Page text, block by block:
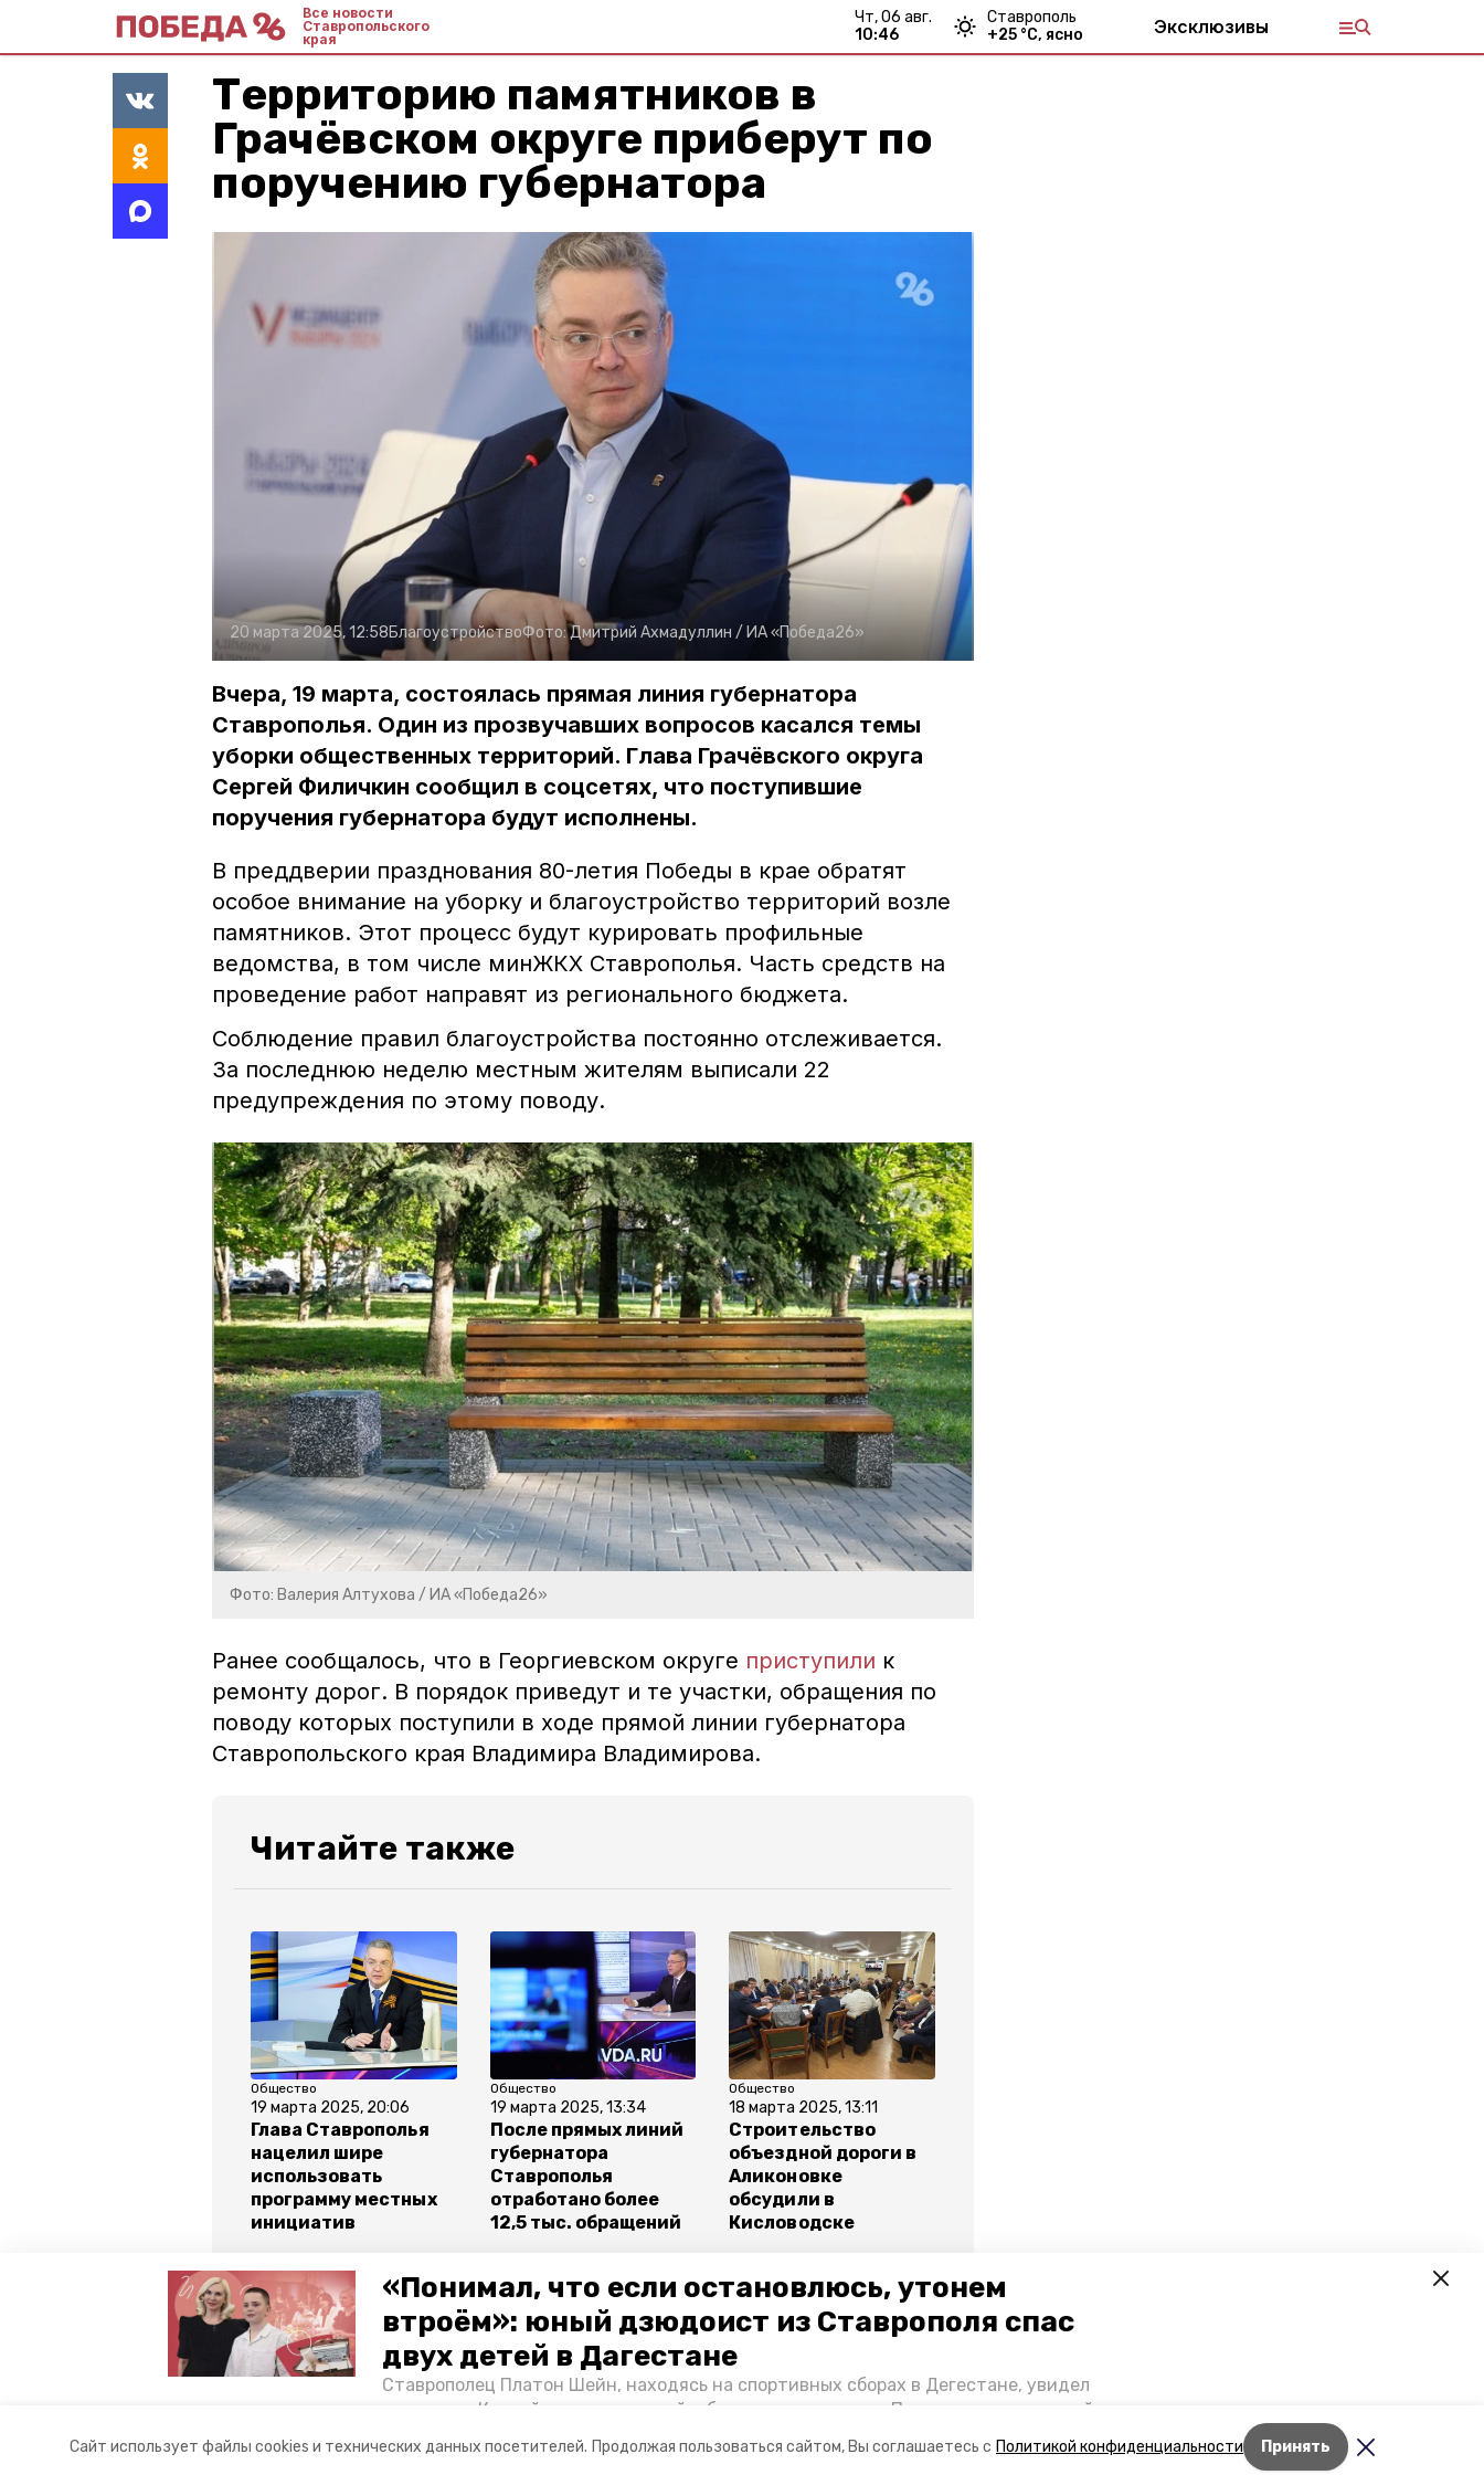
Сайт использует файлы cookies и технических данных посетителей. Продолжая пользоваться сайтом, Вы соглашаетесь с Политикой конфиденциальности Принять
«Понимал, что если остановлюсь, утонем
втроём»: юный дзюдоист из Ставрополя спас
двух детей в Дагестане
Ставрополец Платон Шейн, находясь на спортивных сборах в Дегестане, увидел
тонущих в Каспийском море детей и бросился на помощь. По возвращении домой,
Корреспондент «Победы26» пообщался с юным героем.
Все новости
Ставропольского
края
чт, 06 авг.
10:46
Ставрополь
+25 °С, ясно Эксклюзивы
Лента новостей
Территорию памятников в
Грачёвском округе приберут по
поручению губернатора
20 марта 2025, 12:58БлагоустройствоФото:Дмитрий Ахмадуллин / ИА «Победа26»
Вчера, 19 марта, состоялась прямая линия губернатора
Ставрополья. Один из прозвучавших вопросов касался темы
уборки общественных территорий. Глава Грачёвского округа
Сергей Филичкин сообщил в соцсетях, что поступившие
поручения губернатора будут исполнены.
В преддверии празднования 80-летия Победы в крае обратят
особое внимание на уборку и благоустройство территорий возле
памятников. Этот процесс будут курировать профильные
ведомства, в том числе минЖКХ Ставрополья. Часть средств на
проведение работ направят из регионального бюджета.
Соблюдение правил благоустройства постоянно отслеживается.
За последнюю неделю местным жителям выписали 22
предупреждения по этому поводу.
Фото: Валерия Алтухова / ИА «Победа26»
Ранее сообщалось, что в Георгиевском округе приступили к
ремонту дорог. В порядок приведут и те участки, обращения по
поводу которых поступили в ходе прямой линии губернатора
Ставропольского края Владимира Владимирова.
Читайте также
Общество
19 марта 2025, 20:06
Глава Ставрополья
нацелил шире
использовать
программу местных
инициатив
Общество
19 марта 2025, 13:34
После прямых линий
губернатора
Ставрополья
отработано более
12,5 тыс. обращений
Общество
18 марта 2025, 13:11
Строительство
объездной дороги в
Аликоновке
обсудили в
Кисловодске
Все новости
благоустройство грачевского округа
прямая линия губернатора владимира владимирова